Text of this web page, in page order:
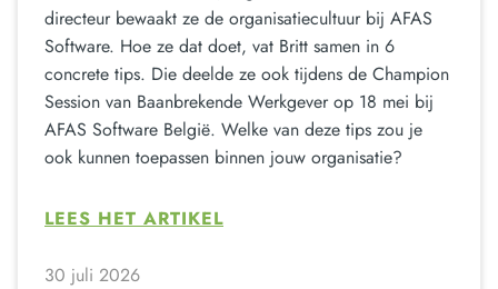
directeur bewaakt ze de organisatiecultuur bij AFAS
Software. Hoe ze dat doet, vat Britt samen in 6
concrete tips. Die deelde ze ook tijdens de Champion
Session van Baanbrekende Werkgever op 18 mei bij
AFAS Software België. Welke van deze tips zou je
ook kunnen toepassen binnen jouw organisatie?
LEES HET ARTIKEL
30 juli 2026